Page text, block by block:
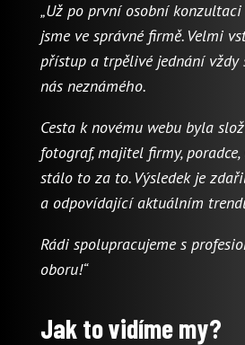
„Už po první osobní konzultaci
jsme ve správné firmě. Velmi
přístup a trpělivé jednání vždy
nás neznámého.
Cesta k novému webu byla
fotograf, majitel firmy,
stálo to za to. Výsledek je
a odpovídající aktuálním
Rádi spolupracujeme s
oboru!“
Jak to vidíme my?